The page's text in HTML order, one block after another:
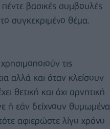
βασικές συμβουλές
συγκεκριμένο θέμα.
τις
αλλά και όταν κλείσουν
θετική και όχι αρνητική
ή εάν δείχνουν θυμωμένα
αφιερώστε λίγο χρόνο